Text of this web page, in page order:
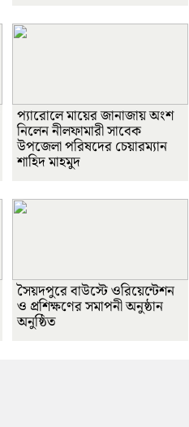
প্যারোলে মায়ের জানাজায় অংশ
নিলেন নীলফামারী সাবেক
উপজেলা পরিষদের চেয়ারম্যান
শাহিদ মাহমুদ
সৈয়দপুরে বাউস্টে ওরিয়েন্টেশন
ও প্রশিক্ষণের সমাপনী অনুষ্ঠান
অনুষ্ঠিত